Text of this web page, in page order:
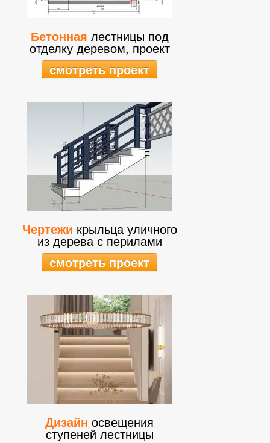
Бетонная лестницы под
отделку деревом, проект
смотреть проект
Чертежи крыльца уличного
из дерева с перилами
смотреть проект
Дизайн освещения
ступеней лестницы